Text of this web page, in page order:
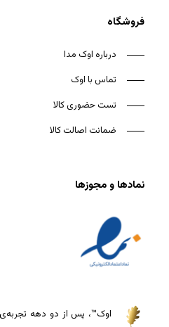
فروشگاه
درباره اوک مدا
تماس با اوک
تست حضوری کالا
ضمانت اصالت کالا
نمادها و مجوزها
اوک™، پس از دو دهه تجربه‌ی